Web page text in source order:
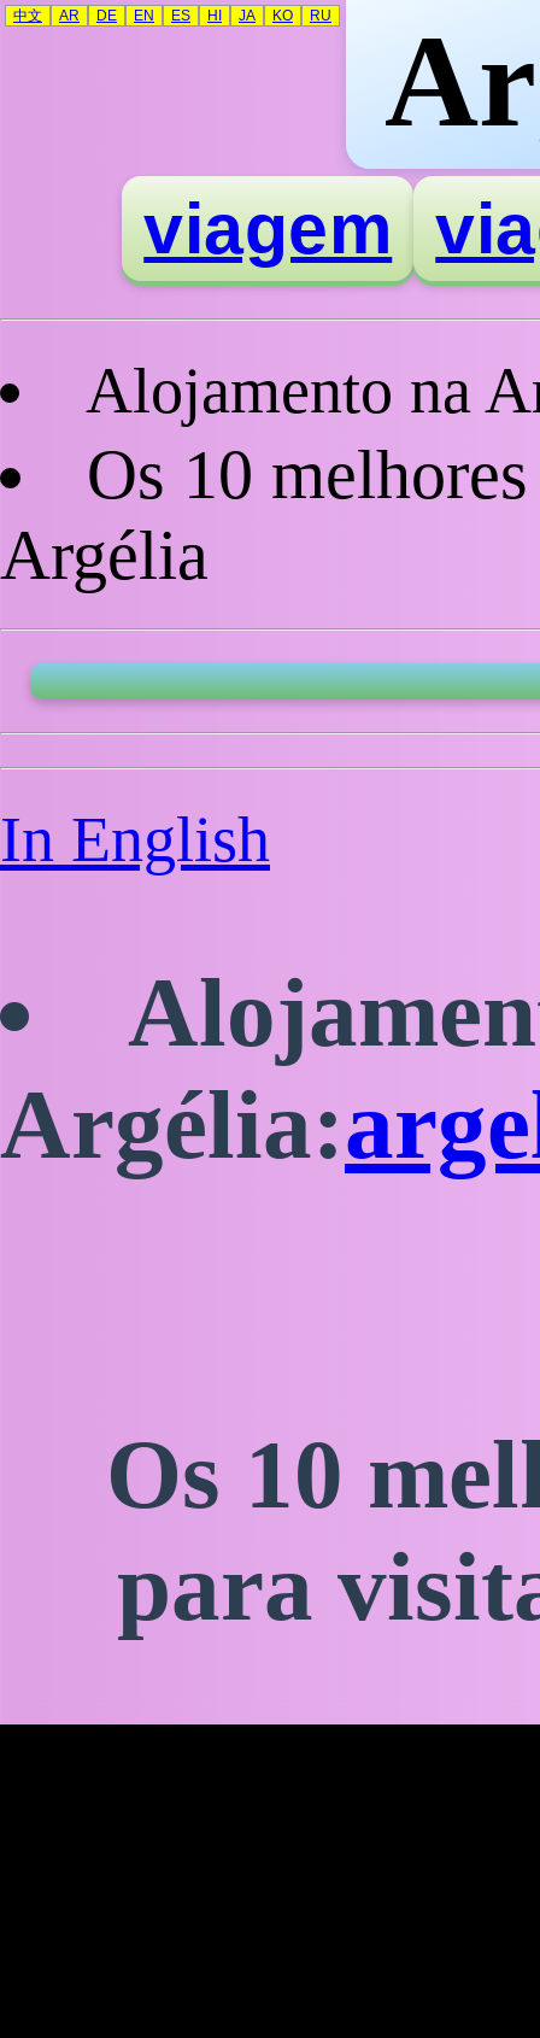
中文 AR DE EN ES HI JA KO RU
viagem
Alojamento na
Os 10
Argélia
In English
Argélia:
Os 10
para